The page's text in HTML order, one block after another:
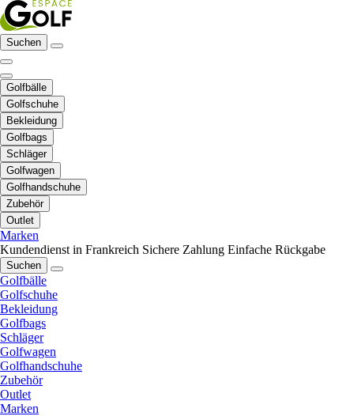
Suchen
Golfbälle
Golfschuhe
Bekleidung
Golfbags
Schläger
Golfwagen
Golfhandschuhe
Zubehör
Outlet
Marken
Kundendienst in Frankreich Sichere Zahlung Einfache Rückgabe
Suchen
Golfbälle
Golfschuhe
Bekleidung
Golfbags
Schläger
Golfwagen
Golfhandschuhe
Zubehör
Outlet
Marken